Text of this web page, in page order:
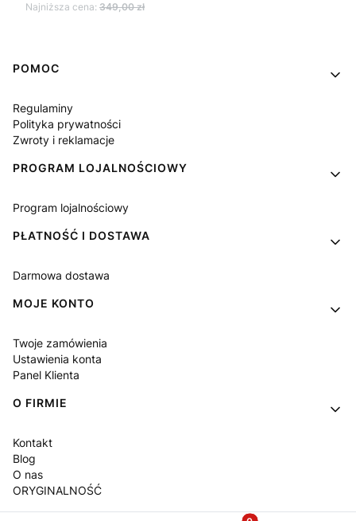
Najniższa cena: 349,00 zł
Linki w stopce
POMOC
Regulaminy
Polityka prywatności
Zwroty i reklamacje
PROGRAM LOJALNOŚCIOWY
Program lojalnościowy
PŁATNOŚĆ I DOSTAWA
Darmowa dostawa
MOJE KONTO
Twoje zamówienia
Ustawienia konta
Panel Klienta
O FIRMIE
Kontakt
Blog
O nas
ORYGINALNOŚĆ